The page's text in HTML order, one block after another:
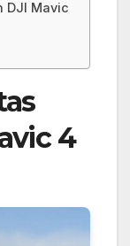
DJI Mavic
4